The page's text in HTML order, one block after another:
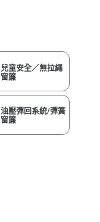
兒童安全／無拉繩
窗簾
油壓彈回系統/彈簧
窗簾